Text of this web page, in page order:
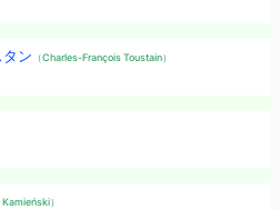
ン （Charles-François Toustain）
Kamieński）